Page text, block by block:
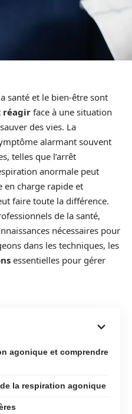
santé et le bien-être sont
réagir face à une situation
des vies. La
alarmant souvent
telles que l’arrêt
anormale peut
en charge rapide et
faire toute la différence.
de la santé,
nécessaires pour
dans les techniques, les
essentielles pour gérer
agonique et comprendre
la respiration agonique